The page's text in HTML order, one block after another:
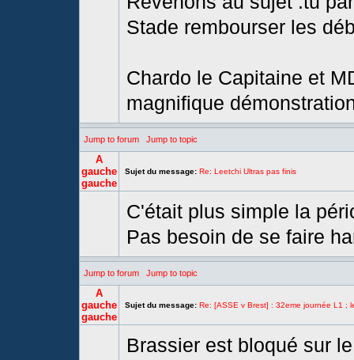
Stade rembourser les
Chardo le Capitaine et
magnifique
Jump to forum Jump to topic
A
gauche
gauche
Sujet du message: Re: Leetchi Ultras pas finis
C'était plus simple la
Pas besoin de se faire
Jump to forum Jump to topic
A
gauche
gauche
Sujet du message: Re: [ASSE v Brest] : 32eme journée L1 ;
Brassier est bloqué sur